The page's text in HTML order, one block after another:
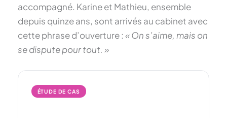
accompagné. Karine et Mathieu, ensemble
depuis quinze ans, sont arrivés au cabinet avec
cette phrase d’ouverture : « On s’aime, mais on
se dispute pour tout. »
ÉTUDE DE CAS